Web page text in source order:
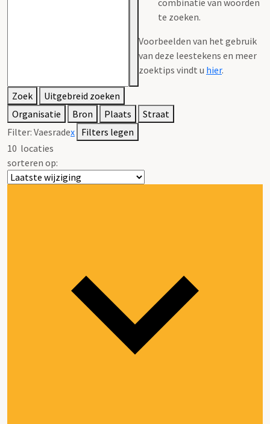
te zoeken.
Voorbeelden van het gebruik
van deze leestekens en meer
zoektips vindt u hier.
Zoek
Uitgebreid zoeken
Organisatie
Bron Plaats
Straat
Filter: Vaesradex Filters legen
10 locaties
sorteren op: